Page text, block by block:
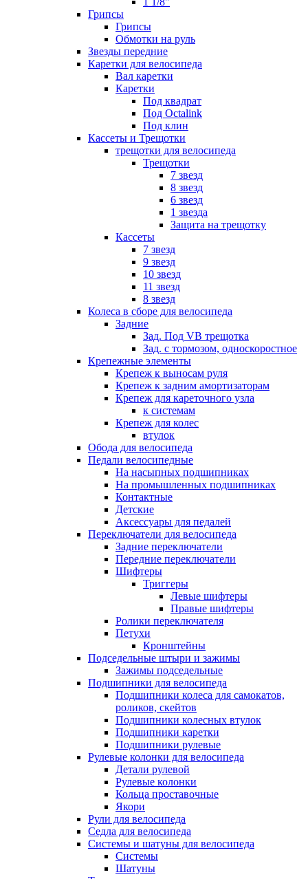
Грипсы
Грипсы
Обмотки на руль
Звезды передние
Каретки для велосипеда
Вал каретки
Каретки
Под квадрат
Под Octalink
Под клин
Кассеты и Трещотки
трещотки для велосипеда
Трещотки
7 звезд
8 звезд
6 звезд
1 звезда
Защита на трещотку
Кассеты
7 звезд
9 звезд
10 звезд
11 звезд
8 звезд
Колеса в сборе для велосипеда
Задние
Зад. Под VB трещотка
Зад. с тормозом, односкоростное
Крепежные элементы
Крепеж к выносам руля
Крепеж к задним амортизаторам
Крепеж для кареточного узла
к системам
Крепеж для колес
втулок
Обода для велосипеда
Педали велосипедные
На насыпных подшипниках
На промышленных подшипниках
Контактные
Детские
Аксессуары для педалей
Переключатели для велосипеда
Задние переключатели
Передние переключатели
Шифтеры
Триггеры
Левые шифтеры
Правые шифтеры
Ролики переключателя
Петухи
Кронштейны
Подседельные штыри и зажимы
Зажимы подседельные
Подшипники для велосипеда
Подшипники колеса для самокатов,
роликов, скейтов
Подшипники колесных втулок
Подшипники каретки
Подшипники рулевые
Рулевые колонки для велосипеда
Детали рулевой
Рулевые колонки
Кольца проставочные
Якори
Рули для велосипеда
Седла для велосипеда
Системы и шатуны для велосипеда
Системы
Шатуны